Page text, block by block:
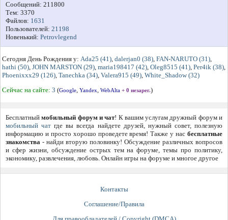
Сообщений: 211800
Тем: 3370
Файлов: 1631
Пользователей: 21198
Новенький: Petrovlegend
Сегодня День Рождения у: Ada25 (41), dalerjan0 (38), FAN-NARUTO (31),
hathi (50), JOHN MARSTON (29), maria198417 (42), Oleg8515 (41), Per4ik (38),
Phoenixxx29 (126), Tanechka (34), Valera915 (49), White_Shadow (32)
Сейчас на сайте: 3 (Google, Yandex, WebAlta + 0 незарег.)
Бесплатныймобильный форум и чат! К вашим услугам дружный форум и
мобильный чат где вы всегда найдете друзей, нужный совет, полезную
информацию и просто хорошо проведете время! Также у нас бесплатные
знакомства - найди вторую половинку! Обсуждение различных вопросов
и сфер жизни, обсуждение острых тем на форуме, темы про политику,
экономику, развлечения, любовь. Онлайн игры на форуме и многое другое
Контакты
Соглашение/Правила